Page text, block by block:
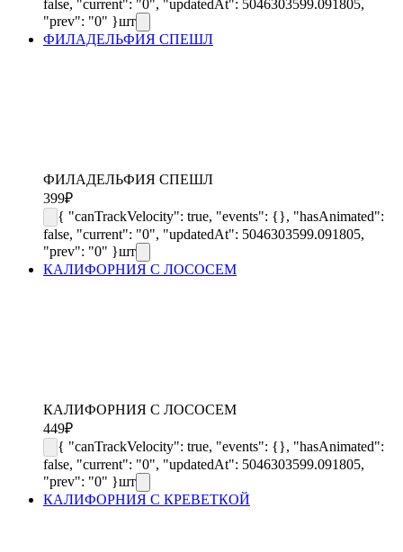
false, "current": "0", "updatedAt": 5046303599.091805,
"prev": "0" }шт
ФИЛАДЕЛЬФИЯ СПЕШЛ
ФИЛАДЕЛЬФИЯ СПЕШЛ
399₽
{ "canTrackVelocity": true, "events": {}, "hasAnimated":
false, "current": "0", "updatedAt": 5046303599.091805,
"prev": "0" }шт
КАЛИФОРНИЯ С ЛОСОСЕМ
КАЛИФОРНИЯ С ЛОСОСЕМ
449₽
{ "canTrackVelocity": true, "events": {}, "hasAnimated":
false, "current": "0", "updatedAt": 5046303599.091805,
"prev": "0" }шт
КАЛИФОРНИЯ С КРЕВЕТКОЙ